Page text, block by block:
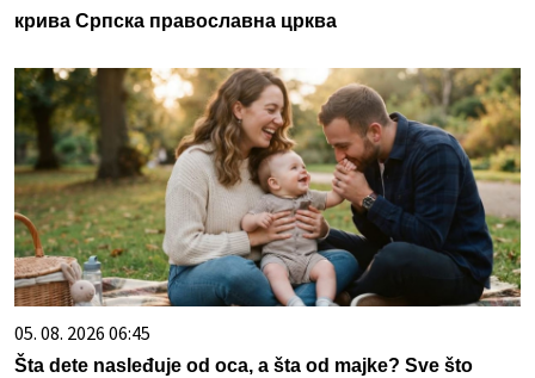
крива Српска православна црква
05. 08. 2026 06:45
Šta dete nasleđuje od oca, a šta od majke? Sve što